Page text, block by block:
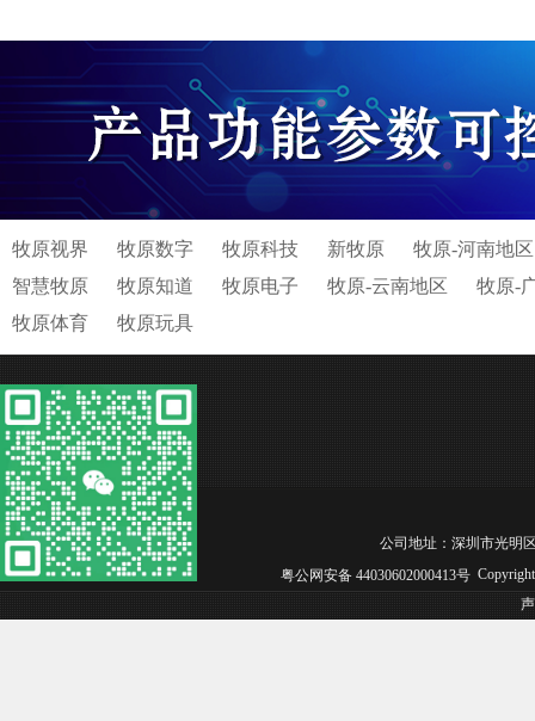
牧原视界 牧原数字 牧原科技 新牧原
牧原-河南地区
智慧牧原
牧原知道 牧原电子 牧原-云南地区
牧原-
牧原体育
牧原玩具
公司地址：深圳市光明
粤公网安备 44030602000413号